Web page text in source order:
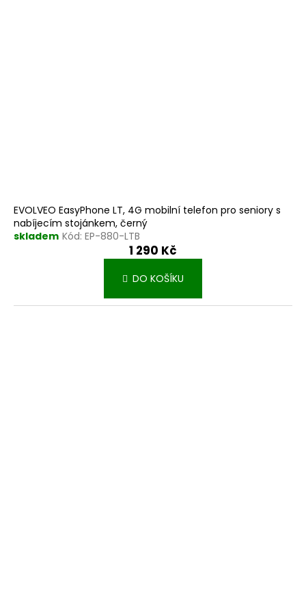
EVOLVEO EasyPhone LT, 4G mobilní telefon pro seniory s
nabíjecím stojánkem, černý
skladem Kód: EP-880-LTB
1 290 Kč
DO KOŠÍKU